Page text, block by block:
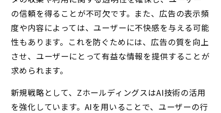
の信頼を得ることが不可欠です。また、広告の表示頻
度や内容によっては、ユーザーに不快感を与える可能
性もあります。これを防ぐためには、広告の質を向上
させ、ユーザーにとって有益な情報を提供することが
求められます。
新規戦略として、ZホールディングスはAI技術の活用
を強化しています。AIを用いることで、ユーザーの行